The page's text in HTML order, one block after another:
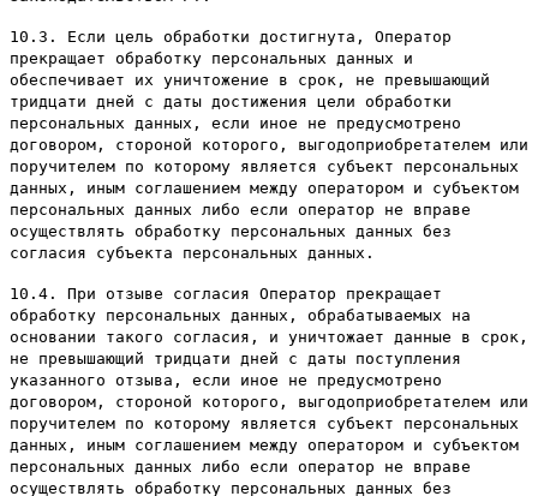
10.3. Если цель обработки достигнута, Оператор
прекращает обработку персональных данных и
обеспечивает их уничтожение в срок, не превышающий
тридцати дней с даты достижения цели обработки
персональных данных, если иное не предусмотрено
договором, стороной которого, выгодоприобретателем или
поручителем по которому является субъект персональных
данных, иным соглашением между оператором и субъектом
персональных данных либо если оператор не вправе
осуществлять обработку персональных данных без
согласия субъекта персональных данных.
10.4. При отзыве согласия Оператор прекращает
обработку персональных данных, обрабатываемых на
основании такого согласия, и уничтожает данные в срок,
не превышающий тридцати дней с даты поступления
указанного отзыва, если иное не предусмотрено
договором, стороной которого, выгодоприобретателем или
поручителем по которому является субъект персональных
данных, иным соглашением между оператором и субъектом
персональных данных либо если оператор не вправе
осуществлять обработку персональных данных без